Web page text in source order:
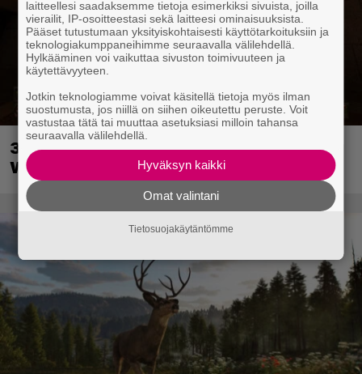
30-vuotias Quake sai uuden episodin
Wolfenstein-kehittäjiltä
laitteellesi saadaksemme tietoja esimerkiksi sivuista, joilla
vierailit, IP-osoitteestasi sekä laitteesi ominaisuuksista.
Pääset tutustumaan yksityiskohtaisesti käyttötarkoituksiin ja
teknologiakumppaneihimme seuraavalla välilehdellä.
Hylkääminen voi vaikuttaa sivuston toimivuuteen ja
käytettävyyteen.
Jotkin teknologiamme voivat käsitellä tietoja myös ilman
suostumusta, jos niillä on siihen oikeutettu peruste. Voit
vastustaa tätä tai muuttaa asetuksiasi milloin tahansa
seuraavalla välilehdellä.
Hyväksyn kaikki
Omat valintani
Tietosuojakäytäntömme